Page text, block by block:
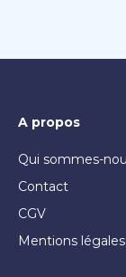
A propos
Qui sommes-
Contact
CGV
Mentions légales